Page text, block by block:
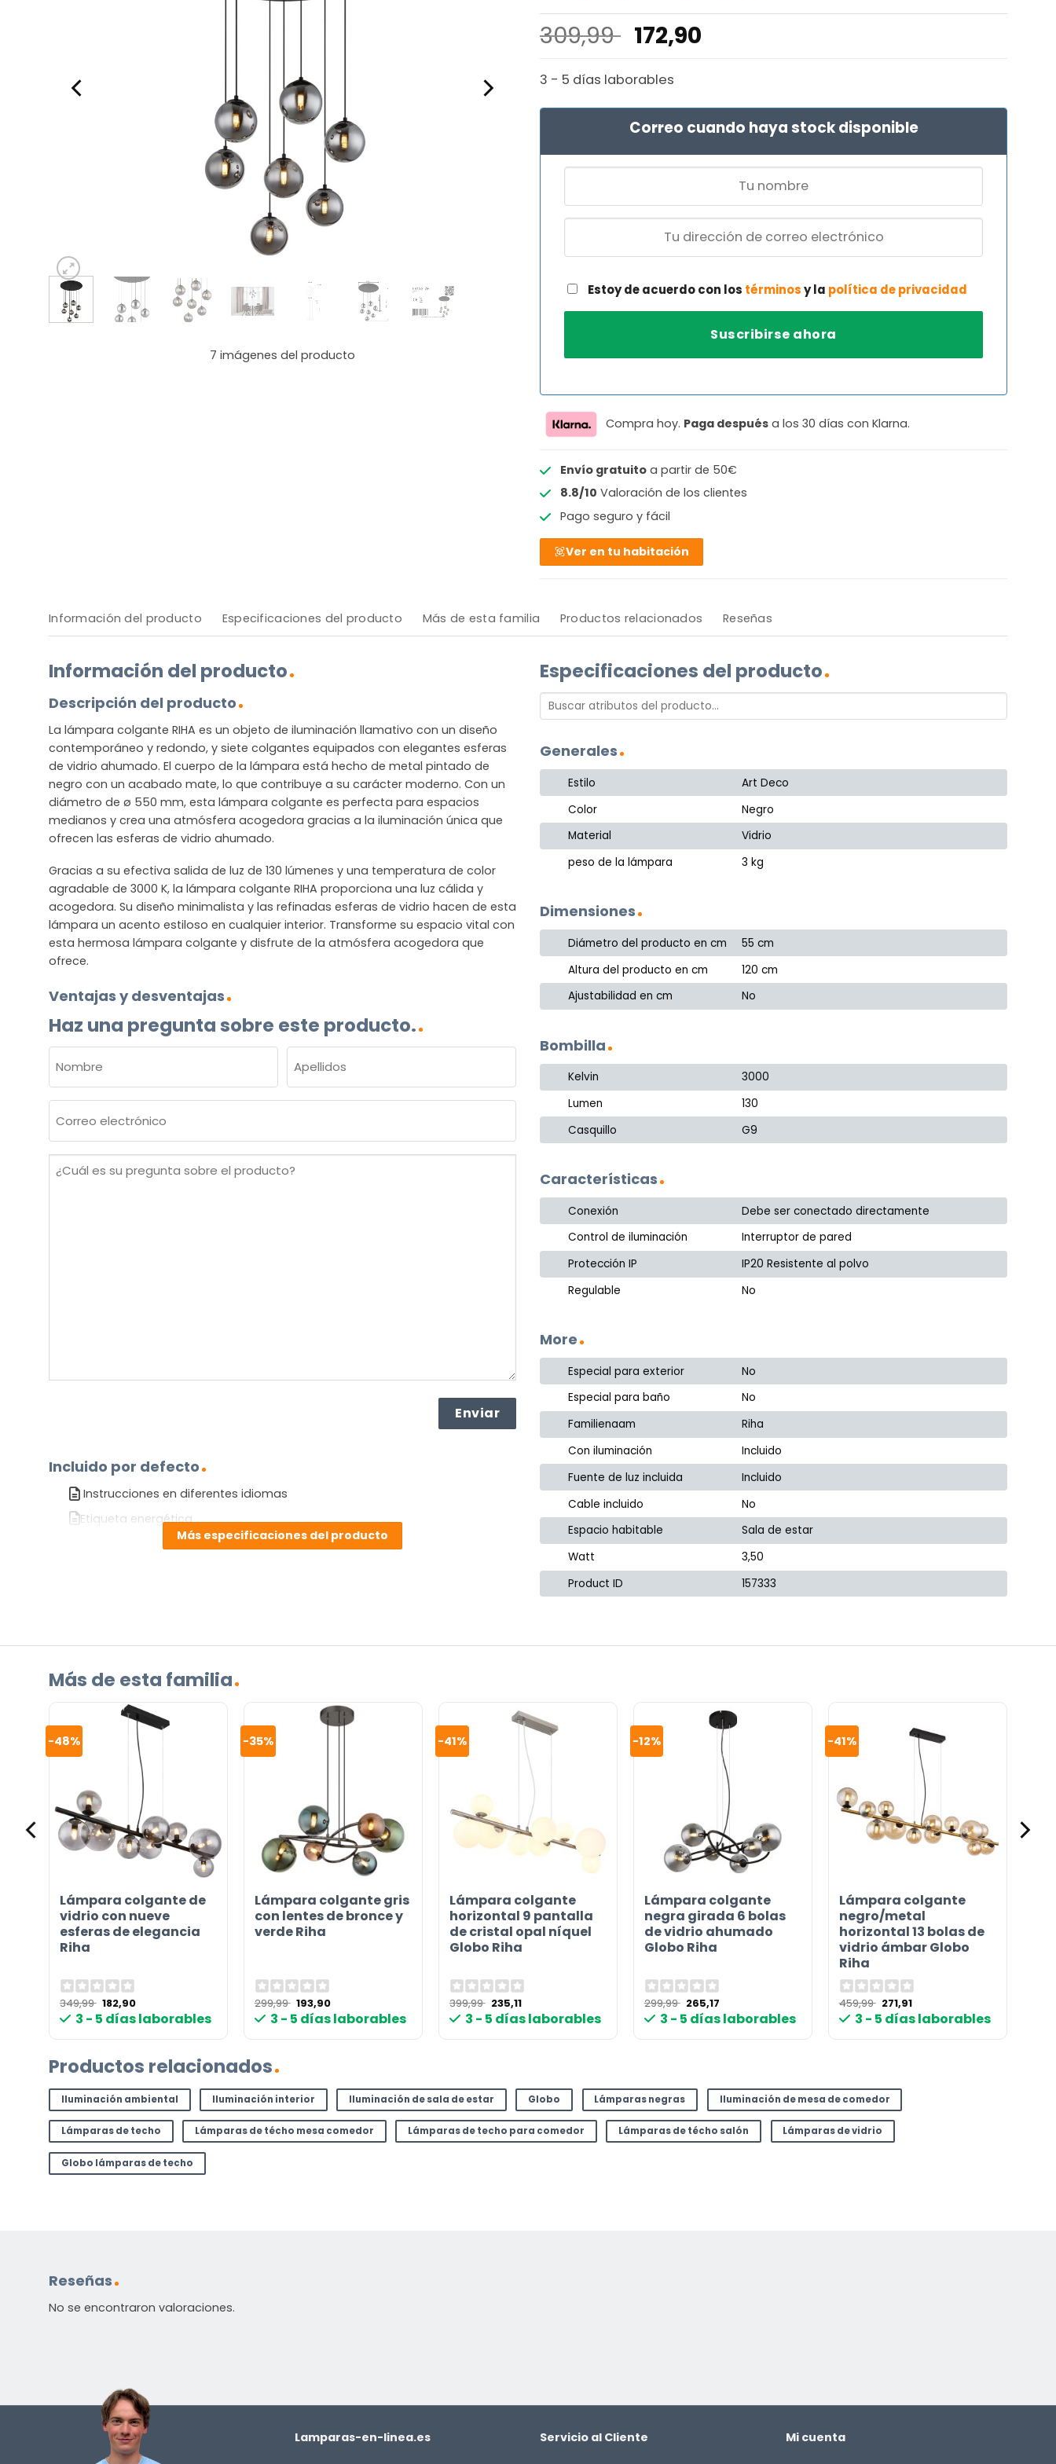
7 imágenes del producto
309,99 El
precio
original
era:
309,99 €.
172,90
es:
172,90 €.
3 - 5 días laborables
Correo cuando haya stock disponible
Estoy de acuerdo con los términosy la política de privacidad
Compra hoy. Paga después a los 30 días con Klarna.
Envío gratuitoa partir de 50€
8.8/10 Valoración de los clientes
Pago seguro y fácil
Ver en tu habitación
Información del producto Especificaciones del producto Más de esta familia Productos relacionados Reseñas
Información del producto
Descripción del producto
La lámpara colgante RIHA es un objeto de iluminación llamativo con un diseño
contemporáneo y redondo, y siete colgantes equipados con elegantes esferas
de vidrio ahumado. El cuerpo de la lámpara está hecho de metal pintado de
negro con un acabado mate, lo que contribuye a su carácter moderno. Con un
diámetro de ø 550 mm, esta lámpara colgante es perfecta para espacios
medianos y crea una atmósfera acogedora gracias a la iluminación única que
ofrecen las esferas de vidrio ahumado.
Gracias a su efectiva salida de luz de 130 lúmenes y una temperatura de color
agradable de 3000 K, la lámpara colgante RIHA proporciona una luz cálida y
acogedora. Su diseño minimalista y las refinadas esferas de vidrio hacen de esta
lámpara un acento estiloso en cualquier interior. Transforme su espacio vital con
esta hermosa lámpara colgante y disfrute de la atmósfera acogedora que
ofrece.
Ventajas y desventajas
Haz una pregunta sobre este producto.
(OBLIGATORIO)
Nombre Apellidos
electrónico
¿Cuál
es
Incluido por defecto
Instrucciones en diferentes idiomas
Etiqueta energética
Más especificaciones del producto
Especificaciones del producto
Generales
Estilo
Art Deco
Color
Negro
Material
Vidrio
peso de la lámpara
3 kg
Dimensiones
Diámetro del producto en cm
55 cm
Altura del producto en cm
120 cm
Ajustabilidad en cm
No
Bombilla
Kelvin
3000
Lumen
130
Casquillo
G9
Características
Conexión
Debe ser conectado directamente
Control de iluminación
Interruptor de pared
Protección IP
IP20 Resistente al polvo
Regulable
No
More
Especial para exterior
No
Especial para baño
No
Familienaam
Riha
Con iluminación
Incluido
Fuente de luz incluida
Incluido
Cable incluido
No
Espacio habitable
Sala de estar
Watt
3,50
Product ID
157333
Más de esta familia
-48%
Lámpara colgante de
vidrio con nueve
esferas de elegancia
Riha
349,99 El
precio
original
182,90
precio
actual
3 - 5 días laborables
-35%
Lámpara colgante gris
con lentes de bronce y
verde Riha
299,99 El
precio
original
193,90
precio
actual
3 - 5 días laborables
-41%
Lámpara colgante
horizontal 9 pantalla
de cristal opal níquel
Globo Riha
399,99 El
precio
original
235,11
precio
actual
3 - 5 días laborables
-12%
Lámpara colgante
negra girada 6 bolas
de vidrio ahumado
Globo Riha
299,99 El
precio
original
265,17
precio
actual
3 - 5 días laborables
-41%
Lámpara colgante
negro/metal
horizontal 13 bolas de
vidrio ámbar Globo
Riha
459,99 El
precio
original
271,91
precio
actual
3 - 5 días laborables
Productos relacionados
Iluminación ambiental Iluminación interior Iluminación de sala de estar Globo Lámparas negras Iluminación de mesa de comedor
Lámparas de techo Lámparas de técho mesa comedor Lámparas de techo para comedor Lámparas de técho salón Lámparas de vidrio
Globo lámparas de techo
Reseñas
No se encontraron valoraciones.
Lamparas-en-linea.es Servicio al Cliente Mi cuenta